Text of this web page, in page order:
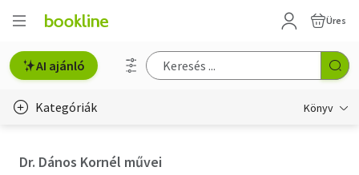
Üres
AI ajánló
Kategóriák Könyv
Dr. Dános Kornél művei